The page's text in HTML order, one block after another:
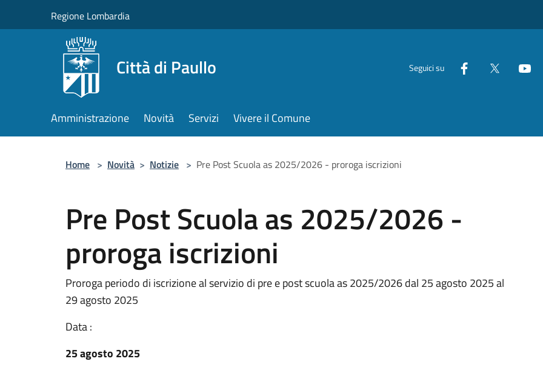
Regione Lombardia
Città di Paullo Seguici su
Amministrazione Novità Servizi Vivere il Comune
Home > Novità > Notizie > Pre Post Scuola as 2025/2026 - proroga iscrizioni
Pre Post Scuola as 2025/2026 -
proroga iscrizioni
Proroga periodo di iscrizione al servizio di pre e post scuola as 2025/2026 dal 25 agosto 2025 al
29 agosto 2025
Data :
25 agosto 2025